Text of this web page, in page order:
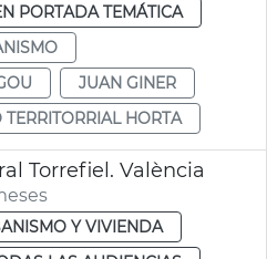
PORTADA TEMÁTICA
JUAN GINER
TERRITORRIAL HORTA
Torrefiel. València
Y VIVIENDA